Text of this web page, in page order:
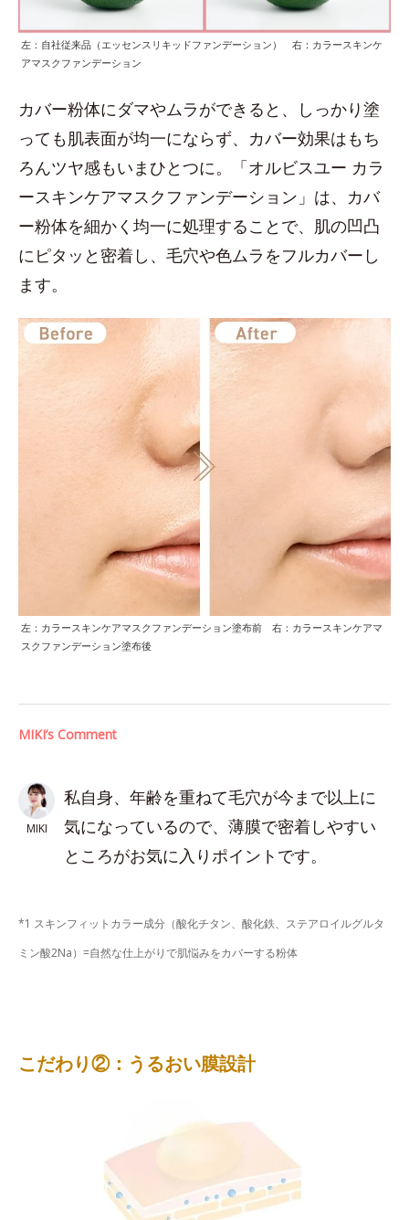
左：自社従来品（エッセンスリキッドファンデーション） 右：カラースキンケ
アマスクファンデーション
カバー粉体にダマやムラができると、しっかり塗
っても肌表面が均一にならず、カバー効果はもち
ろんツヤ感もいまひとつに。「オルビスユー カラ
ースキンケアマスクファンデーション」は、カバ
ー粉体を細かく均一に処理することで、肌の凹凸
にピタッと密着し、毛穴や色ムラをフルカバーし
ます。
左：カラースキンケアマスクファンデーション塗布前 右：カラースキンケアマ
スクファンデーション塗布後
MIKI’s Comment
MIKI
私自身、年齢を重ねて毛穴が今まで以上に
気になっているので、薄膜で密着しやすい
ところがお気に入りポイントです。
*1 スキンフィットカラー成分（酸化チタン、酸化鉄、ステアロイルグルタ
ミン酸2Na）=自然な仕上がりで肌悩みをカバーする粉体
こだわり②：うるおい膜設計